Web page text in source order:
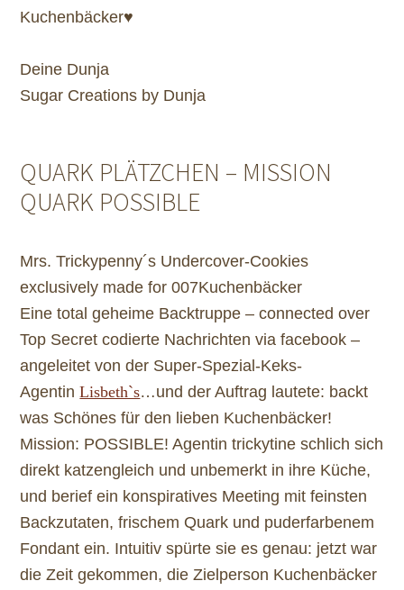
Kuchenbäcker♥
Deine Dunja
Sugar Creations by Dunja
QUARK PLÄTZCHEN – MISSION
QUARK POSSIBLE
Mrs. Trickypenny´s Undercover-Cookies
exclusively made for 007Kuchenbäcker
Eine total geheime Backtruppe – connected over
Top Secret codierte Nachrichten via facebook –
angeleitet von der Super-Spezial-Keks-
AgentinLisbeth`s…und der Auftrag lautete: backt
was Schönes für den lieben Kuchenbäcker!
Mission: POSSIBLE! Agentin trickytine schlich sich
direkt katzengleich und unbemerkt in ihre Küche,
und berief ein konspiratives Meeting mit feinsten
Backzutaten, frischem Quark und puderfarbenem
Fondant ein. Intuitiv spürte sie es genau: jetzt war
die Zeit gekommen, die Zielperson Kuchenbäcker